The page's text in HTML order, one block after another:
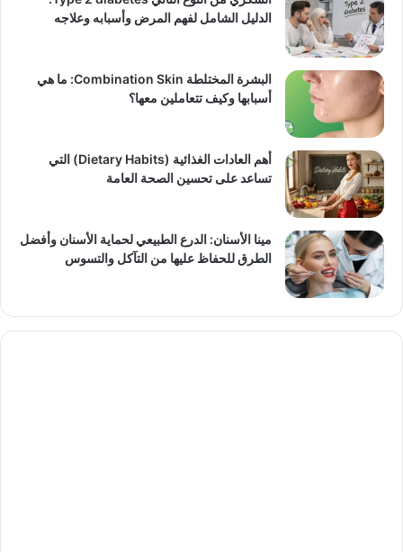
الدليل الشامل لفهم المرض وأسبابه وعلاجه
البشرة المختلطة Combination Skin: ما هي
أسبابها وكيف تتعاملين معها؟
أهم العادات الغذائية (Dietary Habits) التي
تساعد على تحسين الصحة العامة
مينا الأسنان: الدرع الطبيعي لحماية الأسنان وأفضل
الطرق للحفاظ عليها من التآكل والتسوس